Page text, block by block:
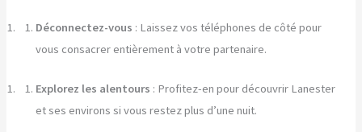
Déconnectez-vous : Laissez vos téléphones de côté pour
vous consacrer entièrement à votre partenaire.
Explorez les alentours : Profitez-en pour découvrir Lanester
et ses environs si vous restez plus d’une nuit.